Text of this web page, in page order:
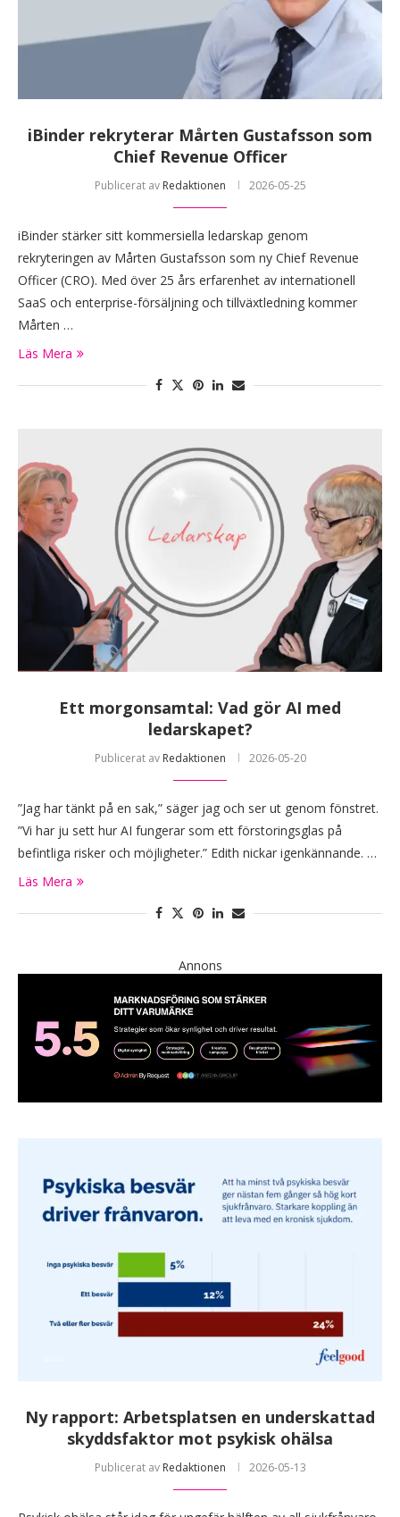
iBinder rekryterar Mårten Gustafsson som
Chief Revenue Officer
Publicerat av Redaktionen 2026-05-25
iBinder stärker sitt kommersiella ledarskap genom
rekryteringen av Mårten Gustafsson som ny Chief Revenue
Officer (CRO). Med över 25 års erfarenhet av internationell
SaaS och enterprise-försäljning och tillväxtledning kommer
Mårten …
Läs Mera
Ett morgonsamtal: Vad gör AI med
ledarskapet?
Publicerat av Redaktionen 2026-05-20
”Jag har tänkt på en sak,” säger jag och ser ut genom fönstret.
”Vi har ju sett hur AI fungerar som ett förstoringsglas på
befintliga risker och möjligheter.” Edith nickar igenkännande. …
Läs Mera
Annons
Ny rapport: Arbetsplatsen en underskattad
skyddsfaktor mot psykisk ohälsa
Publicerat av Redaktionen 2026-05-13